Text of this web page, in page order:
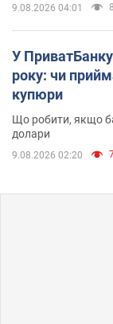
9.08.2026 04:01
У ПриватБанку
року: чи
купюри
Що робити, якщо
долари
9.08.2026 02:20